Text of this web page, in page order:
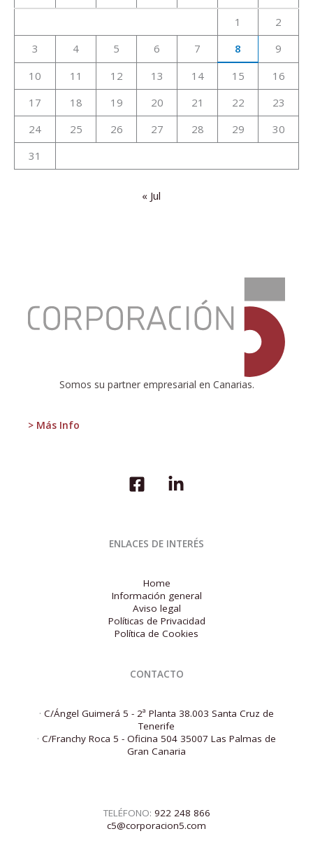
1
2
3
4 5 6 7 8
9
10
11 12 13 14 15
16
17
18 19 20 21 22
23
24
25 26 27 28 29
30
31
« Jul
Somos su partner empresarial en Canarias.
> Más Info
cero
ENLACES DE INTERÉS
Home
Información general
Aviso legal
Políticas de Privacidad
Política de Cookies
CONTACTO
· C/Ángel Guimerá 5 - 2ª Planta 38.003 Santa Cruz de
Tenerife
· C/Franchy Roca 5 - Oficina 504 35007 Las Palmas de
Gran Canaria
TELÉFONO: 922 248 866
c5@corporacion5.com